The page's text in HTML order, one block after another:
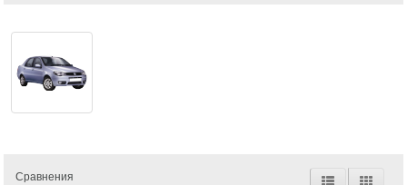
Сравнения